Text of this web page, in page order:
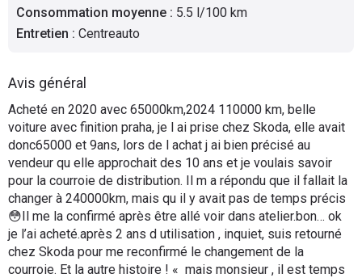
Forum
Marques
Consommation moyenne : 5.5 l/100 km
Entretien : Centreauto
Avis général
Acheté en 2020 avec 65000km,2024 110000 km, belle
voiture avec finition praha, je l ai prise chez Skoda, elle avait
donc65000 et 9ans, lors de l achat j ai bien précisé au
vendeur qu elle approchait des 10 ans et je voulais savoir
pour la courroie de distribution. Il m a répondu que il fallait la
changer à 240000km, mais qu il y avait pas de temps précis
😳Il me la confirmé après être allé voir dans atelier.bon… ok
je l’ai acheté.après 2 ans d utilisation , inquiet, suis retourné
chez Skoda pour me reconfirmé le changement de la
courroie. Et la autre histoire ! « mais monsieur , il est temps